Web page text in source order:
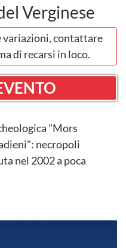
Verginese
contattare
di recarsi in loco.
"Mors
necropoli
nel 2002 a poca